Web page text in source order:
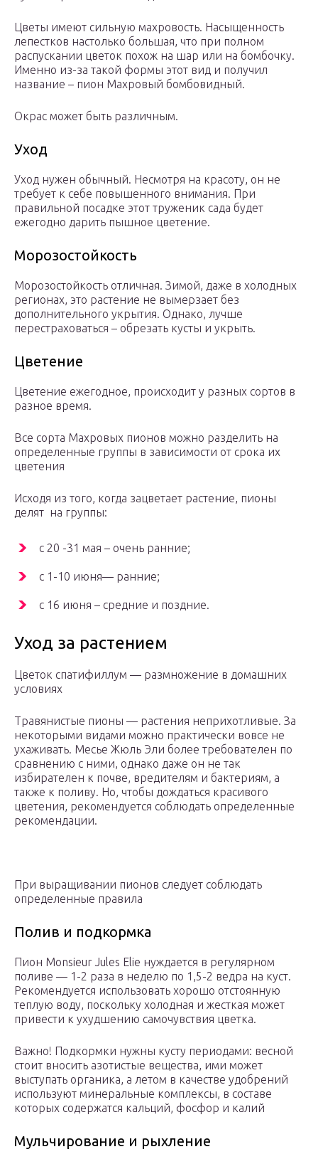
Цветы имеют сильную махровость. Насыщенность
лепестков настолько большая, что при полном
распускании цветок похож на шар или на бомбочку.
Именно из-за такой формы этот вид и получил
название – пион Махровый бомбовидный.
Окрас может быть различным.
Уход
Уход нужен обычный. Несмотря на красоту, он не
требует к себе повышенного внимания. При
правильной посадке этот труженик сада будет
ежегодно дарить пышное цветение.
Морозостойкость
Морозостойкость отличная. Зимой, даже в холодных
регионах, это растение не вымерзает без
дополнительного укрытия. Однако, лучше
перестраховаться – обрезать кусты и укрыть.
Цветение
Цветение ежегодное, происходит у разных сортов в
разное время.
Все сорта Махровых пионов можно разделить на
определенные группы в зависимости от срока их
цветения
Исходя из того, когда зацветает растение, пионы
делят на группы:
с 20 -31 мая – очень ранние;
с 1-10 июня— ранние;
с 16 июня – средние и поздние.
Уход за растением
Цветок спатифиллум — размножение в домашних
условиях
Травянистые пионы — растения неприхотливые. За
некоторыми видами можно практически вовсе не
ухаживать. Месье Жюль Эли более требователен по
сравнению с ними, однако даже он не так
избирателен к почве, вредителям и бактериям, а
также к поливу. Но, чтобы дождаться красивого
цветения, рекомендуется соблюдать определенные
рекомендации.
При выращивании пионов следует соблюдать
определенные правила
Полив и подкормка
Пион Monsieur Jules Elie нуждается в регулярном
поливе — 1-2 раза в неделю по 1,5-2 ведра на куст.
Рекомендуется использовать хорошо отстоянную
теплую воду, поскольку холодная и жесткая может
привести к ухудшению самочувствия цветка.
Важно! Подкормки нужны кусту периодами: весной
стоит вносить азотистые вещества, ими может
выступать органика, а летом в качестве удобрений
используют минеральные комплексы, в составе
которых содержатся кальций, фосфор и калий
Мульчирование и рыхление